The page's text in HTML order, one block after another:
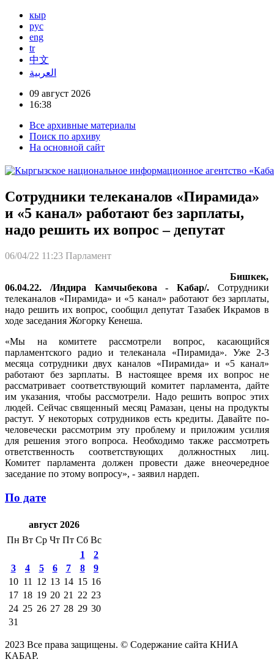
кыр
рус
eng
tr
中文
العربية
09 август 2026
16:38
Все архивные материалы
Поиск по архиву
На основной сайт
Сотрудники телеканалов «Пирамида»
и «5 канал» работают без зарплаты,
надо решить их вопрос – депутат
06/04/22 11:23 Парламент
Бишкек,
06.04.22. /Индира Камчыбекова - Кабар/. Сотрудники
телеканалов «Пирамида» и «5 канал» работают без зарплаты,
надо решить их вопрос, сообщил депутат Тазабек Икрамов в
ходе заседания Жогорку Кенеша.
«Мы на комитете рассмотрели вопрос, касающийся
парламентского радио и телеканала «Пирамида». Уже 2-3
месяца сотрудники двух каналов «Пирамида» и «5 канал»
работают без зарплаты. В настоящее время их вопрос не
рассматривает соответствующий комитет парламента, дайте
им указания, чтобы рассмотрели. Надо решить вопрос этих
людей. Сейчас священный месяц Рамазан, цены на продукты
растут. У некоторых сотрудников есть кредиты. Давайте по-
человечески рассмотрим эту проблему и приложим усилия
для решения этого вопроса. Необходимо также рассмотреть
ответственность соответствующих должностных лиц.
Комитет парламента должен провести даже внеочередное
заседание по этому вопросу», - заявил нардеп.
По дате
август 2026
Пн Вт Ср Чт Пт Сб Вс
1
2
3
4 5 6 7 8
9
10 11 12 13 14 15 16
17 18 19 20 21 22 23
24 25 26 27 28 29 30
31
2023 Все права защищены. © Содержание сайта КНИА
КАБАР.